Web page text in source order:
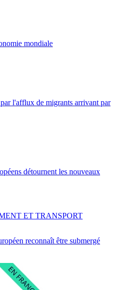
mondiale
l'afflux de migrants arrivant par
détournent les nouveaux
reconnaît être submergé
ET TRANSPORT